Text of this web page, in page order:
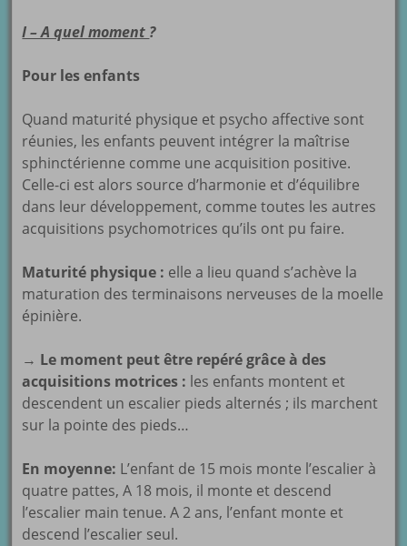
I – A quel moment ?
Pour les enfants
Quand maturité physique et psycho affective sont
réunies, les enfants peuvent intégrer la maîtrise
sphinctérienne comme une acquisition positive.
Celle-ci est alors source d’harmonie et d’équilibre
dans leur développement, comme toutes les autres
acquisitions psychomotrices qu’ils ont pu faire.
Maturité physique : elle a lieu quand s’achève la
maturation des terminaisons nerveuses de la moelle
épinière.
→ Le moment peut être repéré grâce à des
acquisitions motrices : les enfants montent et
descendent un escalier pieds alternés ; ils marchent
sur la pointe des pieds…
En moyenne: L’enfant de 15 mois monte l’escalier à
quatre pattes, A 18 mois, il monte et descend
l’escalier main tenue. A 2 ans, l’enfant monte et
descend l’escalier seul.